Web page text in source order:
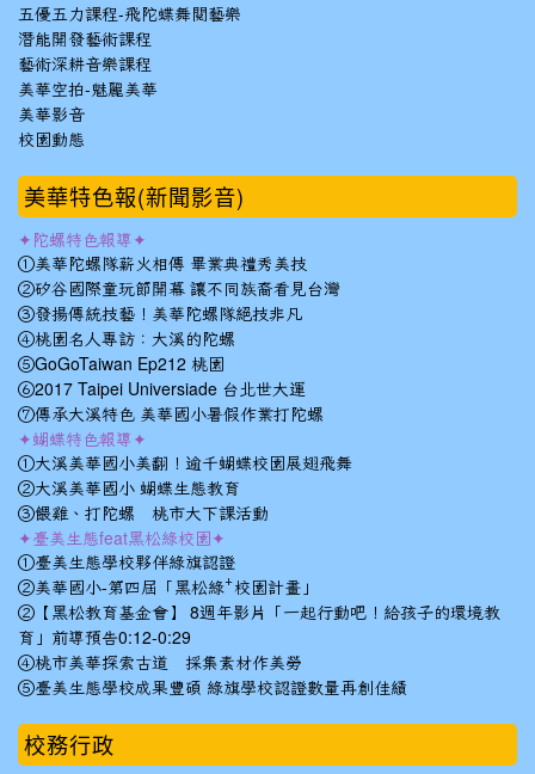
五優五力課程-飛陀蝶舞閱藝樂
潛能開發藝術課程
藝術深耕音樂課程
美華空拍-魅麗美華
美華影音
校園動態
美華特色報(新聞影音)
✦陀螺特色報導✦
①美華陀螺隊薪火相傳 畢業典禮秀美技
②矽谷國際童玩節開幕 讓不同族裔看見台灣
③發揚傳統技藝！美華陀螺隊絕技非凡
④桃園名人專訪：大溪的陀螺
⑤GoGoTaiwan Ep212 桃園
⑥2017 Taipei Universiade 台北世大運
⑦傳承大溪特色 美華國小暑假作業打陀螺
✦蝴蝶特色報導✦
①大溪美華國小美翻！逾千蝴蝶校園展翅飛舞
②大溪美華國小 蝴蝶生態教育
③餵雞、打陀螺 桃市大下課活動
✦臺美生態feat黑松綠校園✦
①臺美生態學校夥伴綠旗認證
②美華國小-第四屆「黑松綠⁺校園計畫」
②【黑松教育基金會】 8週年影片「一起行動吧！給孩子的環境教
育」前導預告0:12-0:29
④桃市美華探索古道 採集素材作美勞
⑤臺美生態學校成果豐碩 綠旗學校認證數量再創佳績
校務行政